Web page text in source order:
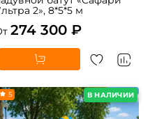
2», 8*5*5 м
274 300 ₽
В НАЛИЧИИ
5